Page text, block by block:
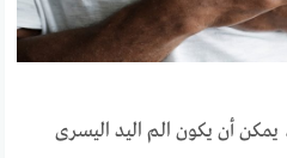
أن يكون الم اليد اليسرى